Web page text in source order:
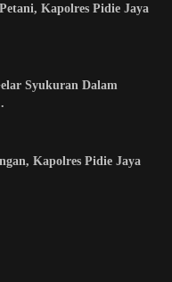
Kapolres Pidie Jaya
Syukuran Dalam
Kapolres Pidie Jaya